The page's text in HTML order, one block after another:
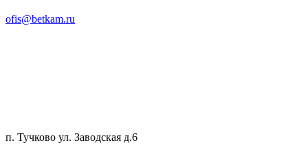
ofis@betkam.ru
п. Тучково ул. Заводская д.6